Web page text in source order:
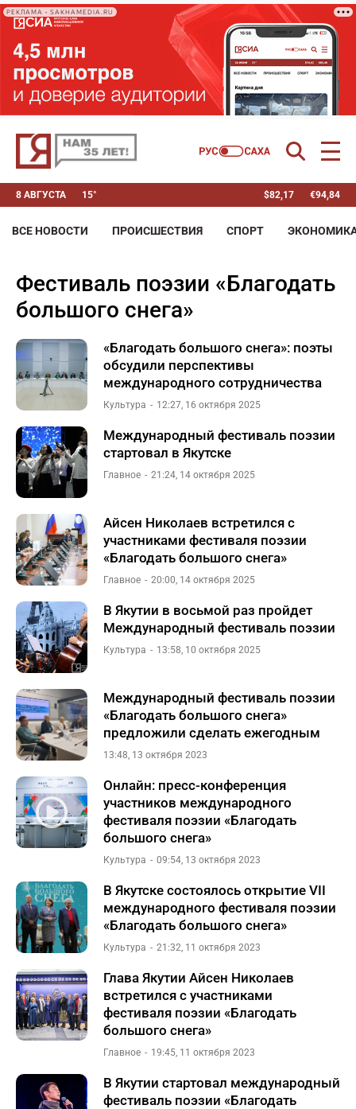
РЕКЛАМА • SAKHAMEDIA.RU
8 АВГУСТА 15° $82,17 €94,84
ВСЕ НОВОСТИ ПРОИСШЕСТВИЯ СПОРТ
фестиваль поэзии «Благодать
большого снега»
«Благодать большого снега»: поэты
обсудили перспективы
международного сотрудничества
Культура 12:27, 16 октября 2025
Международный фестиваль поэзии
стартовал в Якутске
Главное 21:24, 14 октября 2025
Айсен Николаев встретился с
участниками фестиваля поэзии
«Благодать большого снега»
Главное 20:00, 14 октября 2025
В Якутии в восьмой раз пройдет
Международный фестиваль поэзии
Культура 13:58, 10 октября 2025
Международный фестиваль поэзии
«Благодать большого снега»
предложили сделать ежегодным
13:48, 13 октября 2023
Онлайн: пресс-конференция
участников международного
фестиваля поэзии «Благодать
большого снега»
Культура 09:54, 13 октября 2023
В Якутске состоялось открытие VII
международного фестиваля поэзии
«Благодать большого снега»
Культура 21:32, 11 октября 2023
Глава Якутии Айсен Николаев
встретился с участниками
фестиваля поэзии «Благодать
большого снега»
Главное 19:45, 11 октября 2023
В Якутии стартовал международный
фестиваль поэзии «Благодать